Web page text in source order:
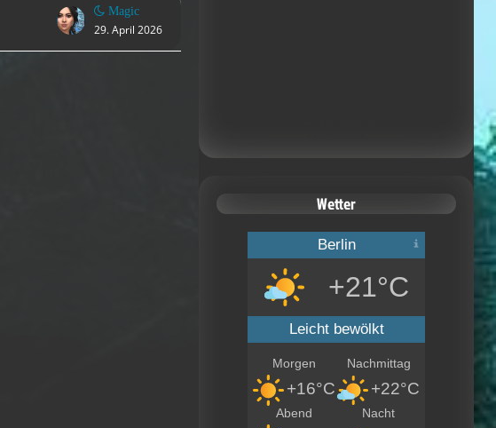
Magic
29. April 2026
Wetter
Berlin
+21°C
Leicht bewölkt
Morgen
+16°C
Nachmittag
+22°C
Abend Nacht